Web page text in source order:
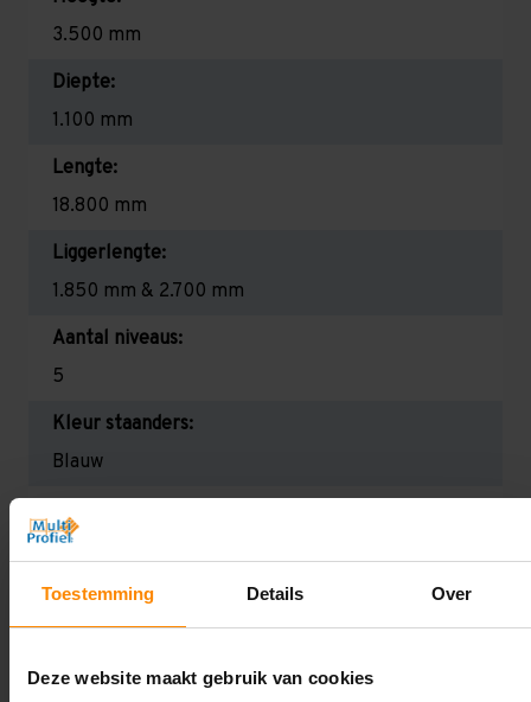
Toestemming Details Over
Deze website maakt gebruik van cookies
3.500 mm
Diepte:
1.100 mm
Lengte:
18.800 mm
Liggerlengte:
1.850 mm & 2.700 mm
Aantal niveaus:
5
Kleur staanders:
Blauw
2.650 kg (1.325 kg per pallet) & 2.700 mm is
Maximale jukbelasting: